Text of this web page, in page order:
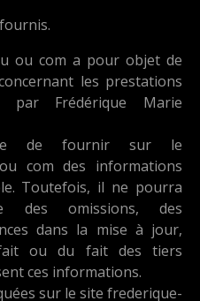
ou com a pour objet de
les prestations
par Frédérique Marie
de fournir sur le
com des informations
Toutefois, il ne pourra
des omissions, des
dans la mise à jour,
ou du fait des tiers
ces informations.
sur le site frederique-